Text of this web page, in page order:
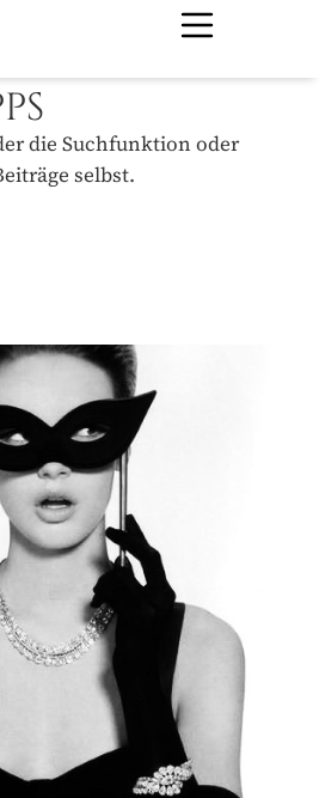
die Suchfunktion oder
selbst.